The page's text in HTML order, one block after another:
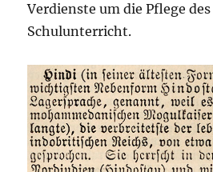
Verdienste um die Pflege
Schulunterricht.